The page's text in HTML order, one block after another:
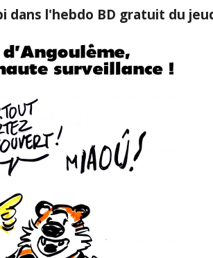
dans l'hebdo BD gratuit du